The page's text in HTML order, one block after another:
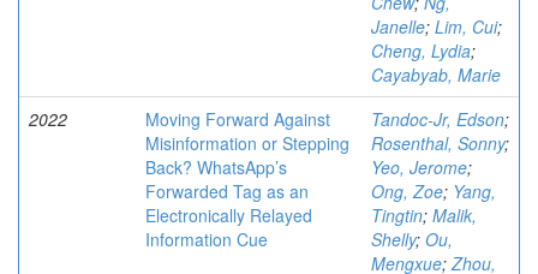
Janelle; Lim, Cui;
Cheng, Lydia;
Cayabyab, Marie
2022
Moving Forward Against
Misinformation or Stepping
Back? WhatsApp’s
Forwarded Tag as an
Electronically Relayed
Information Cue
Tandoc-Jr, Edson;
Rosenthal, Sonny;
Yeo, Jerome;
Ong, Zoe; Yang,
Tingtin; Malik,
Shelly; Ou,
Mengxue;Zhou,